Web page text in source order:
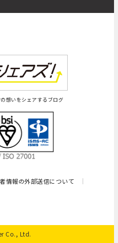
想いをシェアするブログ
情報の外部送信について
Co., Ltd.